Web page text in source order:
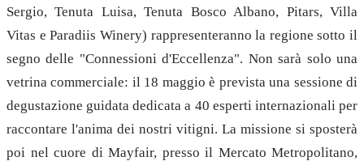
Sergio, Tenuta Luisa, Tenuta Bosco Albano, Pitars, Villa
Vitas e Paradiis Winery) rappresenteranno la regione sotto il
segno delle "Connessioni d'Eccellenza". Non sarà solo una
vetrina commerciale: il 18 maggio è prevista una sessione di
degustazione guidata dedicata a 40 esperti internazionali per
raccontare l'anima dei nostri vitigni. La missione si sposterà
poi nel cuore di Mayfair, presso il Mercato Metropolitano,